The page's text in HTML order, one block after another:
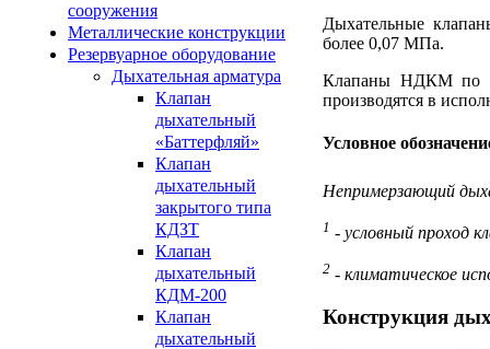
сооружения
Металлические конструкции
Резервуарное оборудование
Дыхательная арматура
Клапан
дыхательный
«Баттерфляй»
Клапан
дыхательный
закрытого типа
КДЗТ
Клапан
дыхательный
КДМ-200
Клапан
дыхательный
Дыхательные
более 0,07 МПа.
Клапаны НДКМ по
производятся в
Условное
Непримерзающий
1 - условный проход
2 - климатическое
Конструкция